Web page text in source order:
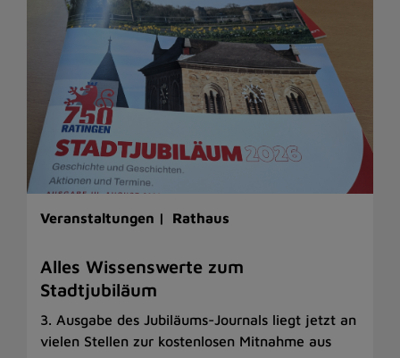
Veranstaltungen | Rathaus
Alles Wissenswerte zum
Stadtjubiläum
3. Ausgabe des Jubiläums-Journals liegt jetzt an
vielen Stellen zur kostenlosen Mitnahme aus